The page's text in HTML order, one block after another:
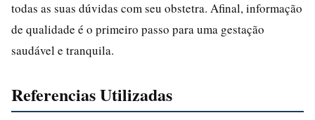
todas as suas dúvidas com seu obstetra. Afinal, informação
de qualidade é o primeiro passo para uma gestação
saudável e tranquila.
Referencias Utilizadas